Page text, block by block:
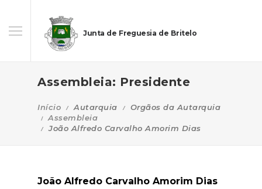
Junta de Freguesia de Britelo
Assembleia: Presidente
Início Autarquia
Orgãos da Autarquia
Assembleia
João Alfredo Carvalho Amorim Dias
João Alfredo Carvalho Amorim Dias